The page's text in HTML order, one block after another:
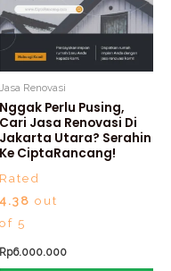
Jasa Renovasi
Nggak Perlu Pusing,
Cari Jasa Renovasi Di
Jakarta Utara? Serahin
Ke CiptaRancang!
Rated
4.38 out
of 5
Rp6.000.000